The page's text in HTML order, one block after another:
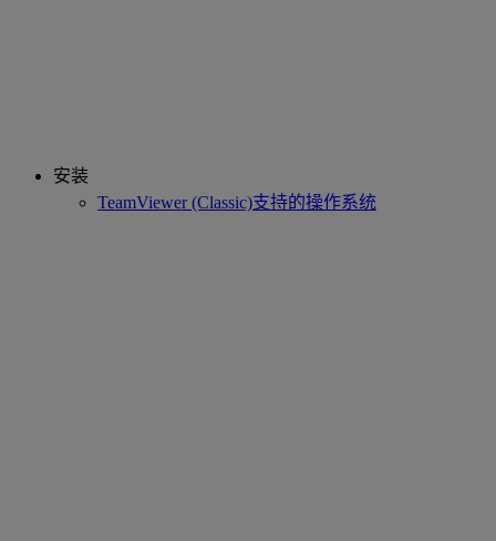
安装
TeamViewer (Classic)支持的操作系统